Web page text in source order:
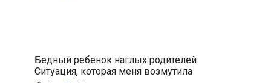
Бедный ребенок наглых родителей.
Ситуация, которая меня возмутила